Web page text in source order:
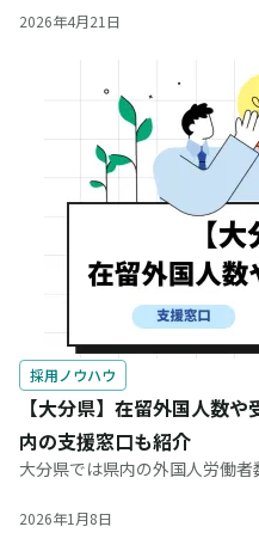
て貴重な人材になると考えられ
2026年4月21日
採用ノウハウ
【大分県】在留外国人数
内の支援窓口も紹介
大分県では県内の外国人労働
いのではないでしょうか。実際
2026年1月8日